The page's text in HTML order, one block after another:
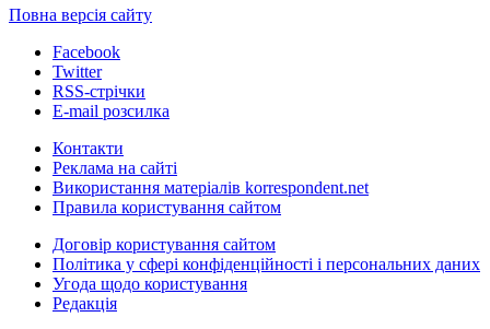
Повна версія сайту
Facebook
Twitter
RSS-стрічки
E-mail розсилка
Контакти
Реклама на сайті
Використання матеріалів korrespondent.net
Правила користування сайтом
Договір користування сайтом
Політика у сфері конфіденційності і персональних даних
Угода щодо користування
Редакція